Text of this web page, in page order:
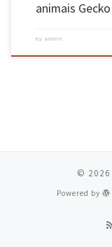
animais Gecko
by admin
© 2026
Powered by